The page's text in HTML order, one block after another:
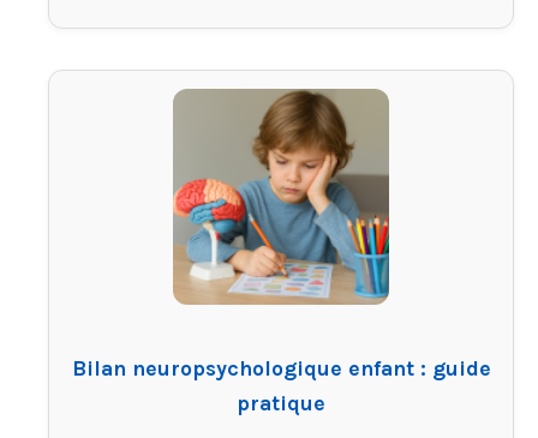
Bilan neuropsychologique enfant : guide
pratique